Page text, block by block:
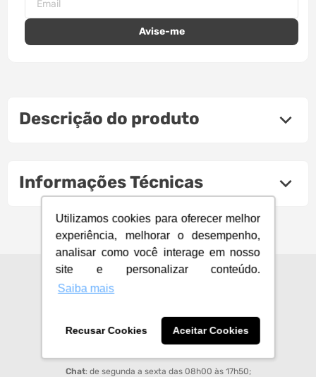
Utilizamos cookies para oferecer melhor
experiência, melhorar o desempenho,
analisar como você interage em nosso
site e personalizar conteúdo.
Saiba mais
Recusar Cookies Aceitar Cookies
Descrição do produto
Informações Técnicas
CENTRAL DE ATENDIMENTO
sac@fujioka.inf.br
Horário de Atendimento:
Chat: de segunda a sexta das 08h00 às 17h50;